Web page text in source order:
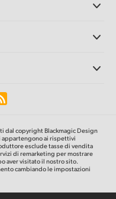
dal copyright Blackmagic Design
ai rispettivi
esclude tasse di vendita
di remarketing per mostrare
aver visitato il nostro sito.
cambiando le impostazioni